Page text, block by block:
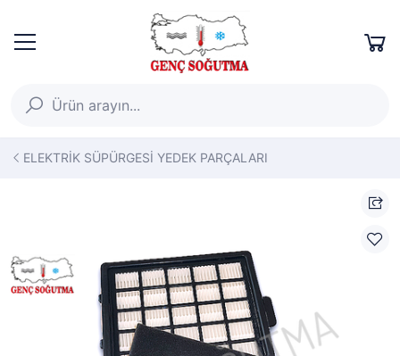
ELEKTRİK SÜPÜRGESİ YEDEK PARÇALARI